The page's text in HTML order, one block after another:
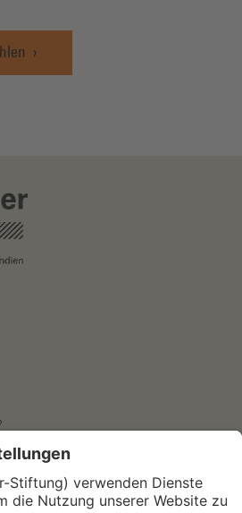
Sozialwissenschaftliches Institut